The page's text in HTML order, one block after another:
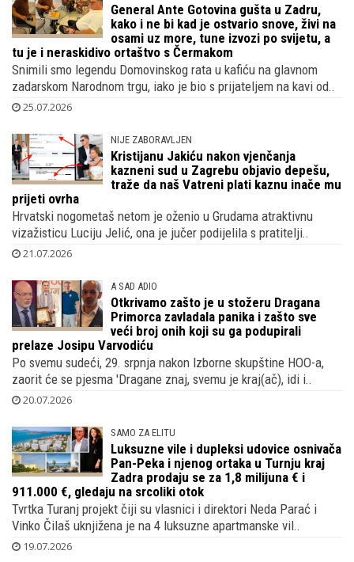
General Ante Gotovina gušta u Zadru,
kako i ne bi kad je ostvario snove, živi na
osami uz more, tune izvozi po svijetu, a
tu je i neraskidivo ortaštvo s Čermakom
Snimili smo legendu Domovinskog rata u kafiću na glavnom
zadarskom Narodnom trgu, iako je bio s prijateljem na kavi od..
25.07.2026
NIJE ZABORAVLJEN
Kristijanu Jakiću nakon vjenčanja
kazneni sud u Zagrebu objavio depešu,
traže da naš Vatreni plati kaznu inače mu
prijeti ovrha
Hrvatski nogometaš netom je oženio u Grudama atraktivnu
vizažisticu Luciju Jelić, ona je jučer podijelila s pratitelji..
21.07.2026
A SAD ADIO
Otkrivamo zašto je u stožeru Dragana
Primorca zavladala panika i zašto sve
veći broj onih koji su ga podupirali
prelaze Josipu Varvodiću
Po svemu sudeći, 29. srpnja nakon Izborne skupštine HOO-a,
zaorit će se pjesma 'Dragane znaj, svemu je kraj(ač), idi i..
20.07.2026
SAMO ZA ELITU
Luksuzne vile i dupleksi udovice osnivača
Pan-Peka i njenog ortaka u Turnju kraj
Zadra prodaju se za 1,8 milijuna € i
911.000 €, gledaju na srcoliki otok
Tvrtka Turanj projekt čiji su vlasnici i direktori Neda Parać i
Vinko Čilaš uknjižena je na 4 luksuzne apartmanske vil..
19.07.2026